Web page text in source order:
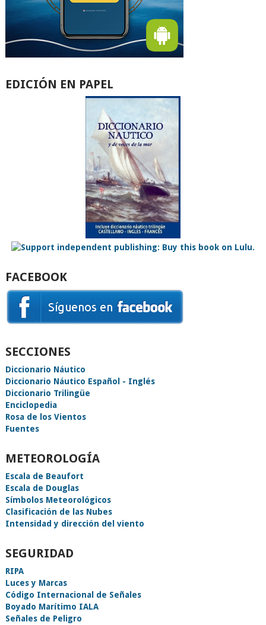
EDICIÓN EN PAPEL
FACEBOOK
SECCIONES
Diccionario Náutico
Diccionario Náutico Español - Inglés
Diccionario Trilingüe
Enciclopedia
Rosa de los Vientos
Fuentes
METEOROLOGÍA
Escala de Beaufort
Escala de Douglas
Símbolos Meteorológicos
Clasificación de las Nubes
Intensidad y dirección del viento
SEGURIDAD
RIPA
Luces y Marcas
Código Internacional de Señales
Boyado Marítimo IALA
Señales de Peligro